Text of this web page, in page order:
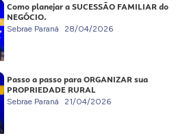
Como planejar a SUCESSÃO FAMILIAR do
NEGÓCIO.
Sebrae Paraná 28/04/2026
Passo a passo para ORGANIZAR sua
PROPRIEDADE RURAL
Sebrae Paraná 21/04/2026